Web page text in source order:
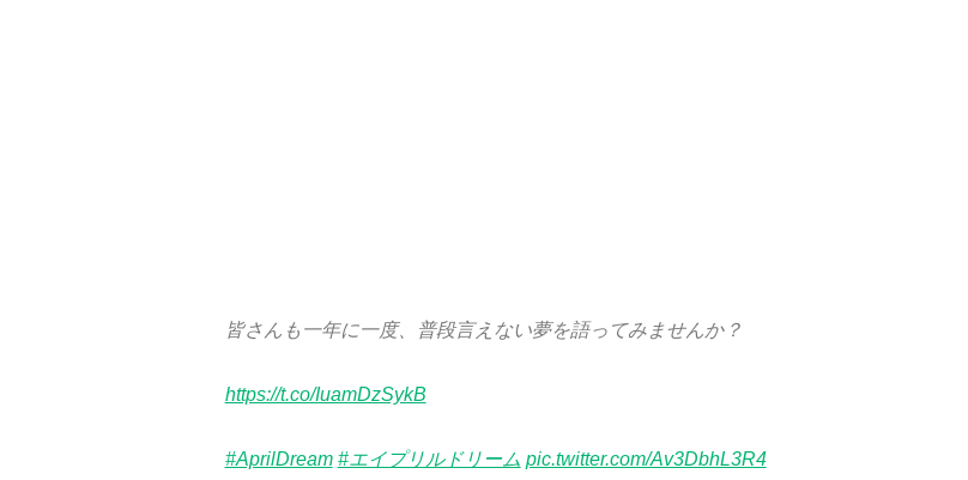
皆さんも一年に一度、普段言えない夢を語ってみませんか？
https://t.co/IuamDzSykB
#AprilDream #エイプリルドリーム pic.twitter.com/Av3DbhL3R4